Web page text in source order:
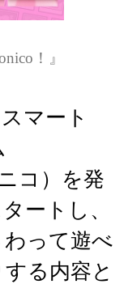
！』
マート
コ）を発
ートし、
って遊べ
る内容と